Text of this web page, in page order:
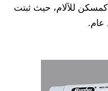
كمسكن للآلام، حيث ثبتت
عام.